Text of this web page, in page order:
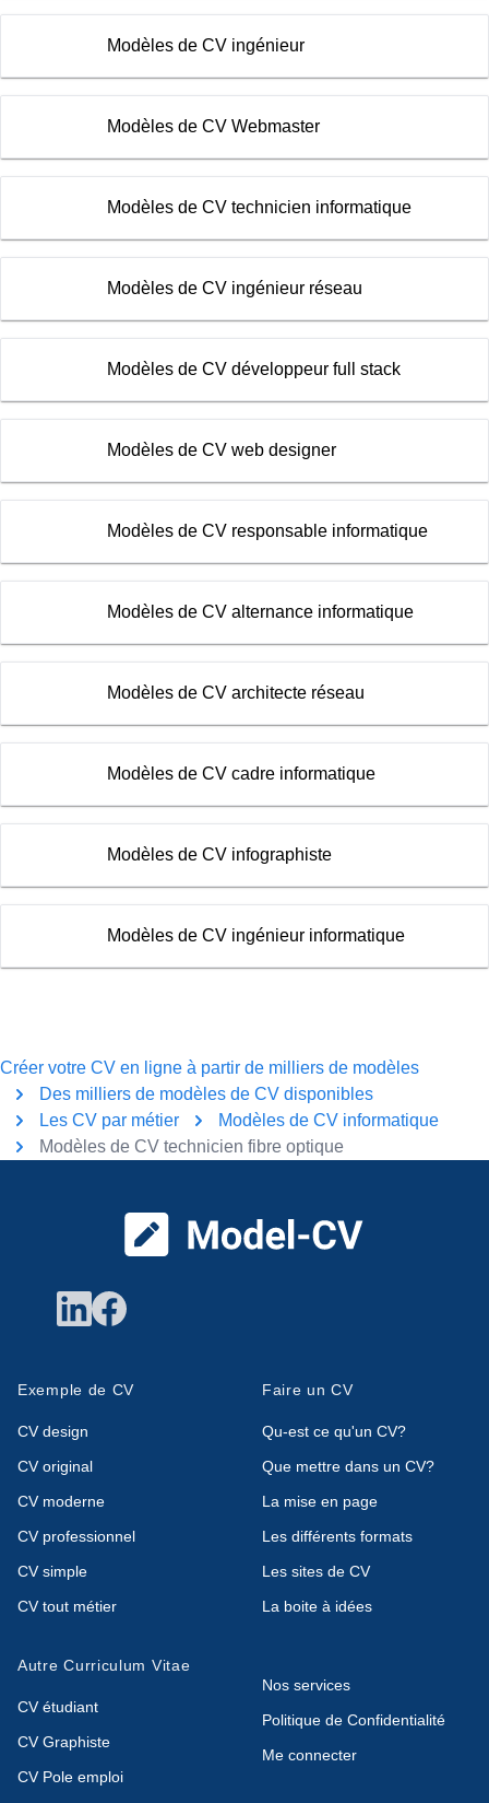
Modèles de CV ingénieur
Modèles de CV Webmaster
Modèles de CV technicien informatique
Modèles de CV ingénieur réseau
Modèles de CV développeur full stack
Modèles de CV web designer
Modèles de CV responsable informatique
Modèles de CV alternance informatique
Modèles de CV architecte réseau
Modèles de CV cadre informatique
Modèles de CV infographiste
Modèles de CV ingénieur informatique
Créer votre CV en ligne à partir de milliers de modèles
Des milliers de modèles de CV disponibles
Les CV par métier
Modèles de CV informatique
Modèles de CV technicien fibre optique
Exemple de CV
CV design
CV original
CV moderne
CV professionnel
CV simple
CV tout métier
Faire un CV
Qu-est ce qu'un CV?
Que mettre dans un CV?
La mise en page
Les différents formats
Les sites de CV
La boite à idées
Autre Curriculum Vitae
CV étudiant
CV Graphiste
CV Pole emploi
Nos services
Politique de Confidentialité
Me connecter